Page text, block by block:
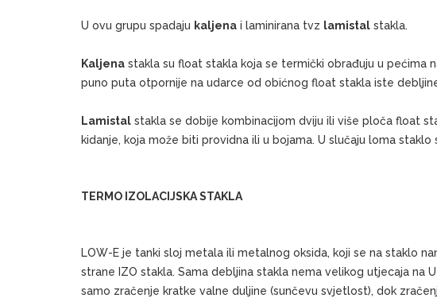
U ovu grupu spadaju kaljena i laminirana tvz lamistal stakla.
Kaljena stakla su float stakla koja se termički obrađuju u pećima
puno puta otpornije na udarce od obićnog float stakla iste
Lamistal stakla se dobije kombinacijom dviju ili više ploča float
kidanje, koja može biti providna ili u bojama. U slučaju loma
TERMO IZOLACIJSKA STAKLA
LOW-E je tanki sloj metala ili metalnog oksida, koji se na staklo
strane IZO stakla. Sama debljina stakla nema velikog utjecaja
samo zračenje kratke valne duljine (sunčevu svjetlost), dok